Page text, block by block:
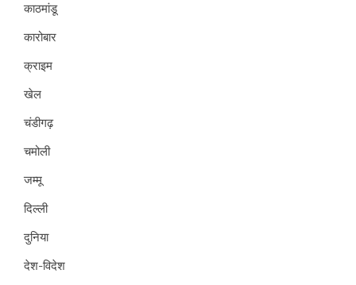
काठमांडू
कारोबार
क्राइम
खेल
चंडीगढ़
चमोली
जम्मू
दिल्ली
दुनिया
देश-विदेश